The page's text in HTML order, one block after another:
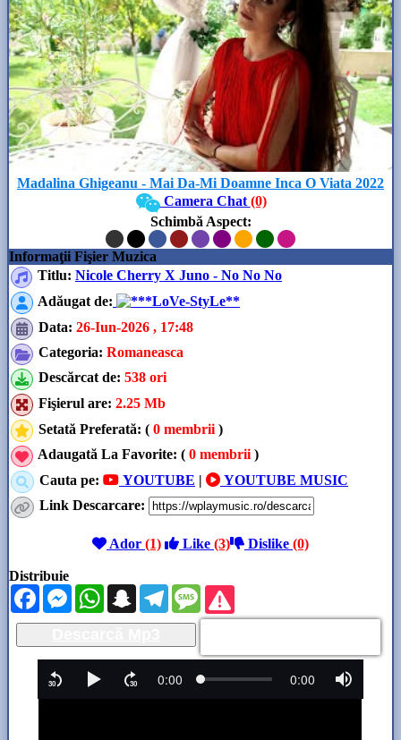
Madalina Ghigeanu - Mai Da-Mi Doamne Inca O Viata 2022
Camera Chat (0)
Schimbă Aspect:
Informaţii Fişier Muzica
Titlu: Nicole Cherry X Juno - No No No
Adăugat de:
**LoVe-StyLe**
Data: 26-Iun-2026 , 17:48
Categoria: Romaneasca
Descărcat de: 538 ori
Fişierul are: 2.25 Mb
Setată Preferată: ( 0 membrii )
Adaugată La Favorite: ( 0 membrii )
Cauta pe:
YOUTUBE |
YOUTUBE MUSIC
Link Descarcare:
Ador (1) Like (3) Dislike (0)
Distribuie
FacebookMessengerWhatsAppSnapchatTelegramMessage